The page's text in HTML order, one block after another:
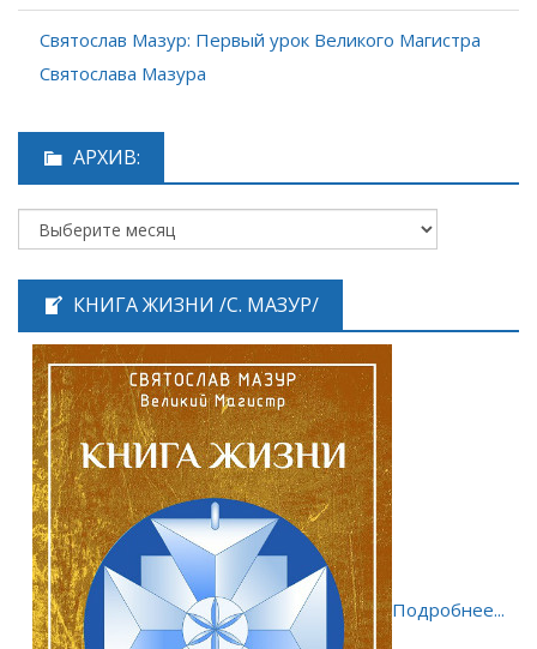
Святослав Мазур: Первый урок Великого Магистра
Святослава Мазура
АРХИВ:
КНИГА ЖИЗНИ /С. МАЗУР/
Подробнее...